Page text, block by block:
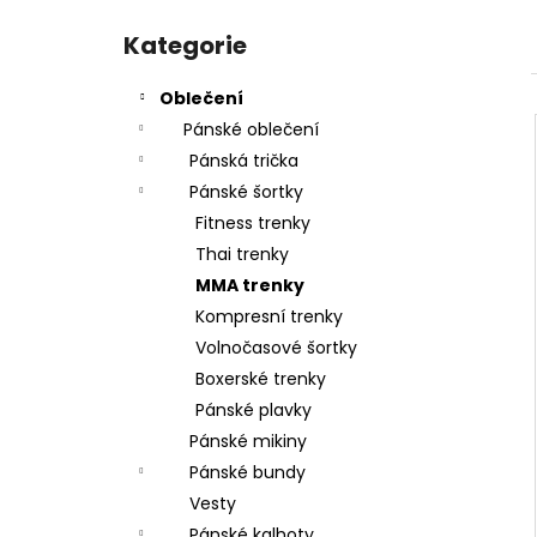
kategorie
Kategorie
Oblečení
Pánské oblečení
Pánská trička
Pánské šortky
Fitness trenky
Thai trenky
MMA trenky
Kompresní trenky
Volnočasové šortky
Boxerské trenky
Pánské plavky
Pánské mikiny
Pánské bundy
Vesty
1 490 Kč